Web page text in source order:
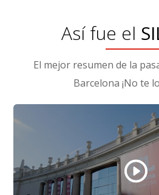
Así fue el
El mejor resumen de la
Barcelona ¡No te